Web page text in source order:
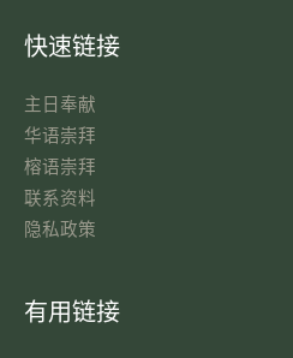
快速链接
主日奉献​
华语崇拜
榕语崇拜
联系资料​
隐私政策
有用链接